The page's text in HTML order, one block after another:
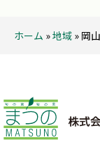
ホーム »地域 » 岡